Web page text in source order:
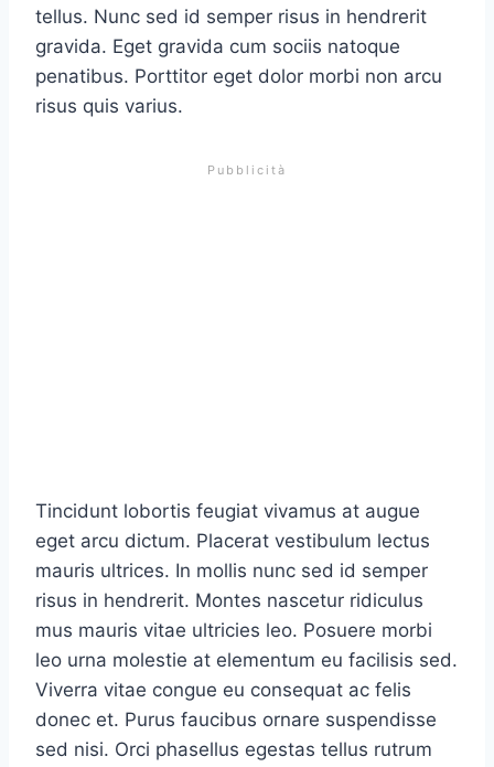
tellus. Nunc sed id semper risus in hendrerit
gravida. Eget gravida cum sociis natoque
penatibus. Porttitor eget dolor morbi non arcu
risus quis varius.
Tincidunt lobortis feugiat vivamus at augue
eget arcu dictum. Placerat vestibulum lectus
mauris ultrices. In mollis nunc sed id semper
risus in hendrerit. Montes nascetur ridiculus
mus mauris vitae ultricies leo. Posuere morbi
leo urna molestie at elementum eu facilisis sed.
Viverra vitae congue eu consequat ac felis
donec et. Purus faucibus ornare suspendisse
sed nisi. Orci phasellus egestas tellus rutrum